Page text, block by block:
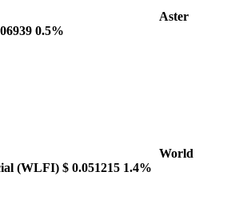
Aster
0.5%
World
(WLFI) $ 0.051215 1.4%